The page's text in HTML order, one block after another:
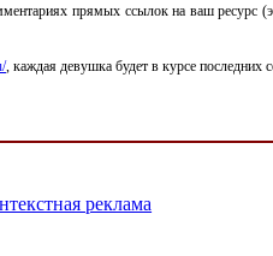
прямых ссылок на ваш ресурс
, каждая девушка будет в курсе
реклама